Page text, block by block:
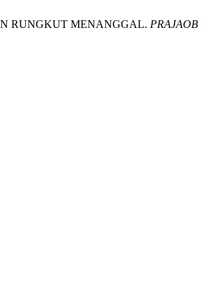
RUNGKUT MENANGGAL. PRAJAOB